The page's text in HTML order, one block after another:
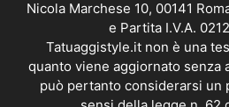
Nicola Marchese 10, 00141
e Partita I.V.A.
Tatuaggistyle.it non è una
quanto viene aggiornato senza
può pertanto considerarsi un